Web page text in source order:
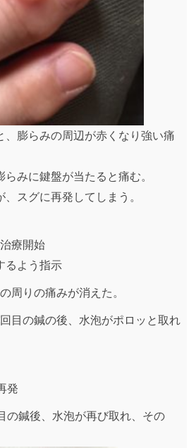
、膨らみの周辺が赤くなり強い痛
みに鍵盤が当たると痛む。
スグに再発してしまう。
療開始
るよう指示
周りの痛みが消えた。
目の鍼の後、水泡がポロッと取れ
発
の鍼後、水泡が再び取れ、その